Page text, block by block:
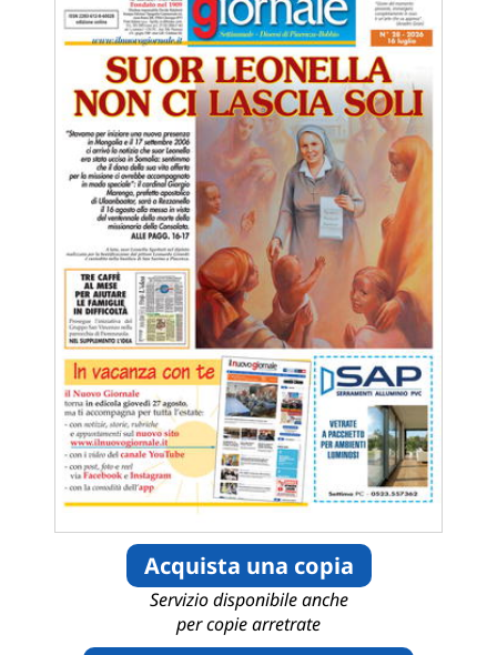
Acquista una copia
Servizio disponibile anche
per copie arretrate